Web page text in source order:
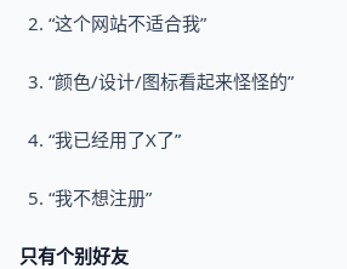
“这个网站不适合我”
“颜色/设计/图标看起来怪怪的”
“我已经用了X了”
“我不想注册”
只有个别好友